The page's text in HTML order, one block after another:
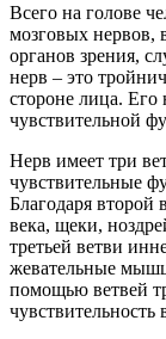
Всего на голове
мозговых нервов,
органов зрения,
нерв – это
стороне лица. Его
чувствительной
Нерв имеет три
чувствительные
Благодаря второй
века, щеки,
третьей ветви
жевательные
помощью ветвей
чувствительность